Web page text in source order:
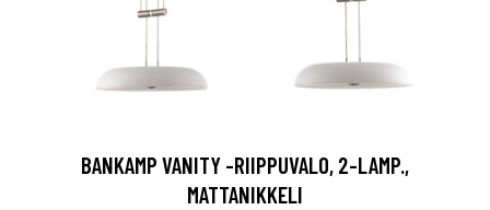
BANKAMP VANITY -RIIPPUVALO, 2-LAMP.,
MATTANIKKELI